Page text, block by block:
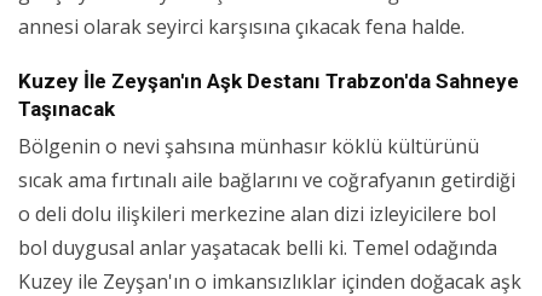
annesi olarak seyirci karşısına çıkacak fena halde.
Kuzey İle Zeyşan'ın Aşk Destanı Trabzon'da Sahneye
Taşınacak
Bölgenin o nevi şahsına münhasır köklü kültürünü
sıcak ama fırtınalı aile bağlarını ve coğrafyanın getirdiği
o deli dolu ilişkileri merkezine alan dizi izleyicilere bol
bol duygusal anlar yaşatacak belli ki. Temel odağında
Kuzey ile Zeyşan'ın o imkansızlıklar içinden doğacak aşk